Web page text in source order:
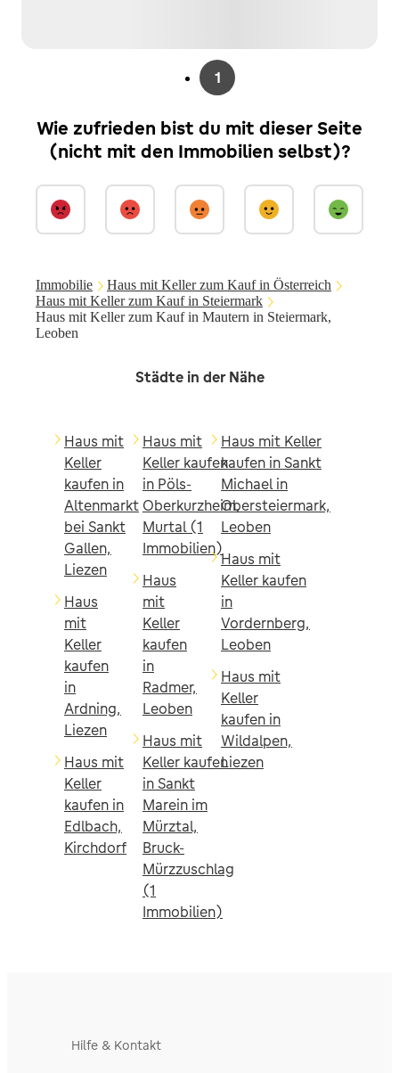
1
Wie zufrieden bist du mit dieser Seite
(nicht mit den Immobilien selbst)?
Immobilie
Haus mit Keller zum Kauf in Österreich
Haus mit Keller zum Kauf in Steiermark
Haus mit Keller zum Kauf in Mautern in Steiermark,
Leoben
Städte in der Nähe
Haus mit
Keller
kaufen in
Altenmarkt
bei Sankt
Gallen,
Liezen
Haus
mit
Keller
kaufen
in
Ardning,
Liezen
Haus mit
Keller
kaufen in
Edlbach,
Kirchdorf
Haus mit
Keller kaufen
in Pöls-
Oberkurzheim,
Murtal (1
Immobilien)
Haus
mit
Keller
kaufen
in
Radmer,
Leoben
Haus mit
Keller kaufen
in Sankt
Marein im
Mürztal,
Bruck-
Mürzzuschlag
(1
Immobilien)
Haus mit Keller
kaufen in Sankt
Michael in
Obersteiermark,
Leoben
Haus mit
Keller kaufen
in
Vordernberg,
Leoben
Haus mit
Keller
kaufen in
Wildalpen,
Liezen
Hilfe & Kontakt